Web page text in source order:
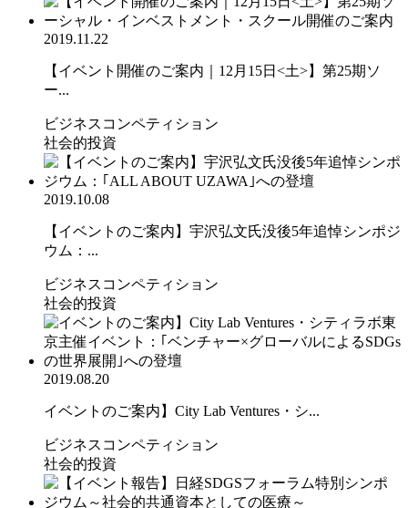
2019.11.22
【イベント開催のご案内｜12月15日<土>】第25期ソ
ー...
ビジネスコンペティション
社会的投資
2019.10.08
【イベントのご案内】宇沢弘文氏没後5年追悼シンポジ
ウム：...
ビジネスコンペティション
社会的投資
2019.08.20
イベントのご案内】City Lab Ventures・シ...
ビジネスコンペティション
社会的投資